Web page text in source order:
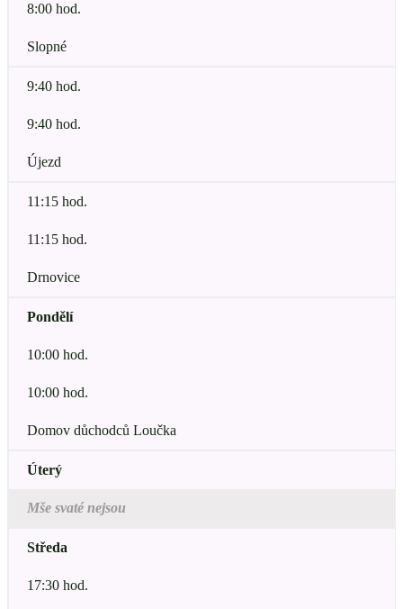
8:00 hod.
Slopné
9:40 hod.
9:40 hod.
Újezd
11:15 hod.
11:15 hod.
Drnovice
Pondělí
10:00 hod.
10:00 hod.
Domov důchodců Loučka
Úterý
Mše svaté nejsou
Středa
17:30 hod.